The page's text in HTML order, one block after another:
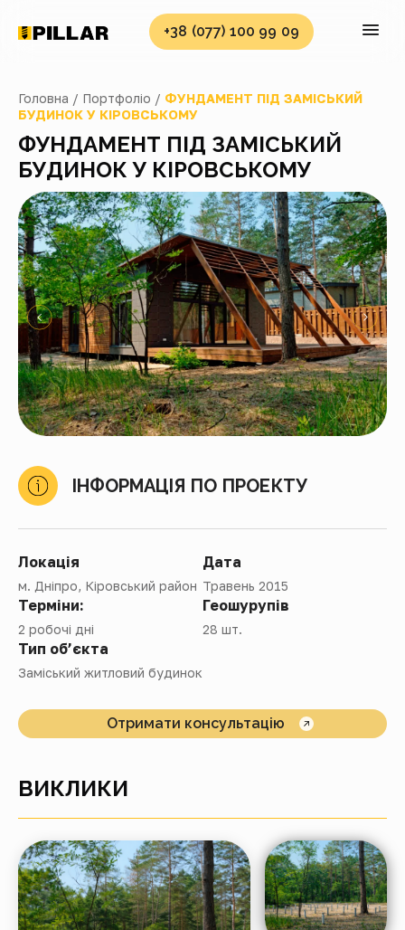
+38 (077) 100 99 09
Головна / Портфоліо / ФУНДАМЕНТ ПІД ЗАМІСЬКИЙ
БУДИНОК У КІРОВСЬКОМУ
ФУНДАМЕНТ ПІД ЗАМІСЬКИЙ
БУДИНОК У КІРОВСЬКОМУ
ІНФОРМАЦІЯ ПО ПРОЕКТУ
Локація
м. Дніпро, Кіровський район
Дата
Травень 2015
Терміни:
2 робочі дні
Геошурупів
28 шт.
Тип об’єкта
Заміський житловий будинок
Отримати консультацію
ВИКЛИКИ